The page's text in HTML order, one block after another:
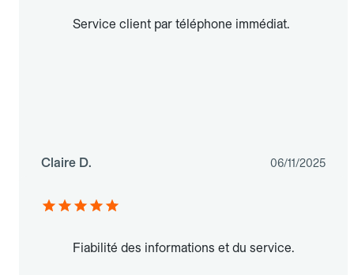
Service client par téléphone immédiat.
Claire D. 06/11/2025
Fiabilité des informations et du service.